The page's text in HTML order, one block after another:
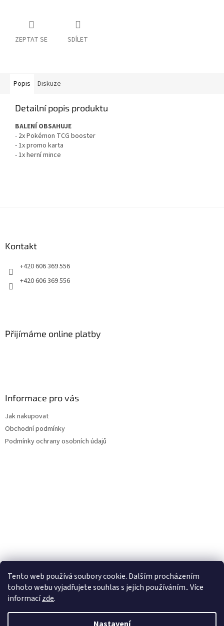
Tento web používá soubory cookie. Dalším procházením
tohoto webu vyjadřujete souhlas s jejich používáním.. Více
informacízde.
ZEPTAT SE SDÍLET
Popis Diskuze
Detailní popis produktu
BALENÍ OBSAHUJE
- 2xPokémon TCG booster
- 1x promo karta
- 1x herní mince
Kontakt
+420 606 369 556
+420 606 369 556
Přijímáme online platby
Informace pro vás
Jak nakupovat
Obchodní podmínky
Podmínky ochrany osobních údajů